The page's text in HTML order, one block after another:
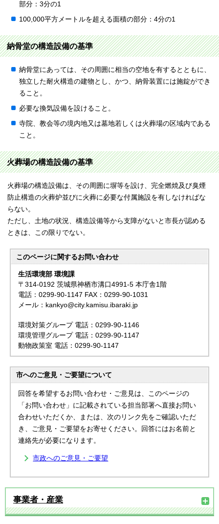
部分：3分の1
100,000平方メートルを超える面積の部分：4分の1
納骨堂の構造設備の基準
納骨堂にあっては、その周囲に相当の空地を有するとともに、
独立した耐火構造の建物とし、かつ、納骨装置には施錠ができ
ること。
必要な換気設備を設けること。
寺院、教会等の境内地又は墓地若しくは火葬場の区域内である
こと。
火葬場の構造設備の基準
火葬場の構造設備は、その周囲に塀等を設け、完全燃焼及び臭煙
防止構造の火葬炉並びに火葬に必要な付属施設を有しなければな
らない。
ただし、土地の状況、構造設備等から支障がないと市長が認める
ときは、この限りでない。
このページに関するお問い合わせ
生活環境部 環境課
〒314-0192 茨城県神栖市溝口4991-5 本庁舎1階
電話：0299-90-1147 FAX：0299-90-1031
メール：kankyo@city.kamisu.ibaraki.jp
環境対策グループ 電話：0299-90-1146
環境管理グループ 電話：0299-90-1147
動物政策室 電話：0299-90-1147
市へのご意見・ご要望について
回答を希望するお問い合わせ・ご意見は、このページの
「お問い合わせ」に記載されている担当部署へ直接お問い
合わせいただくか、または、次のリンク先をご確認いただ
き、ご意見・ご要望をお寄せください。回答にはお名前と
連絡先が必要になります。
市政へのご意見・ご要望
事業者・産業